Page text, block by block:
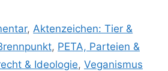
, Aktenzeichen: Tier &
, PETA, Parteien &
& Ideologie, Veganismus